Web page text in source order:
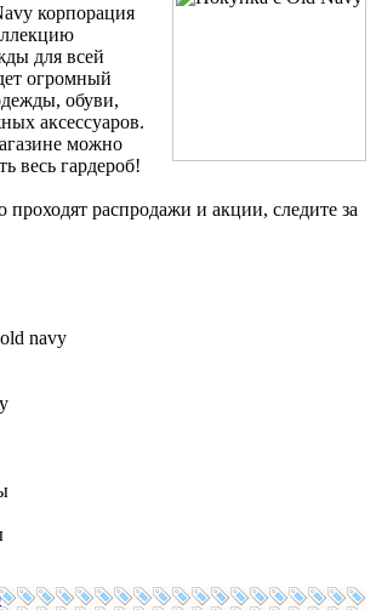
корпорация
для всей
огромный
обуви,
аксессуаров.
можно
весь гардероб!
проходят распродажи и акции, следите за